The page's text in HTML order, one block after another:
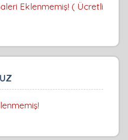
Eklenmemiş! ( Ücretli